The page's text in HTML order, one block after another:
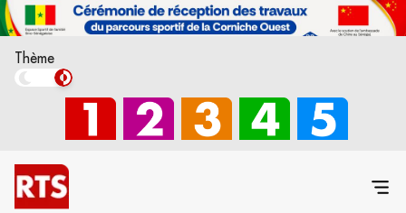
Thème